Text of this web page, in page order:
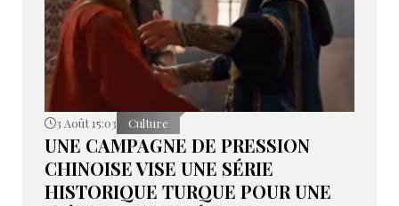
3 Août 15:03 Culture
UNE CAMPAGNE DE PRESSION
CHINOISE VISE UNE SÉRIE
HISTORIQUE TURQUE POUR UNE